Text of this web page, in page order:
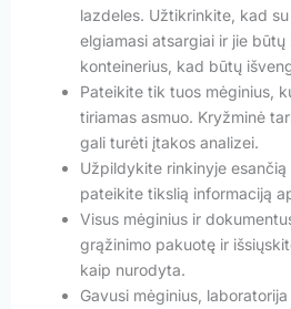
lazdeles. Užtikrinkite, kad
elgiamasi atsargiai ir jie
konteinerius, kad būtų
Pateikite tik tuos mėginius,
tiriamas asmuo. Kryžminė
gali turėti įtakos analizei.
Užpildykite rinkinyje
pateikite tikslią informaciją
Visus mėginius ir
grąžinimo pakuotę ir
kaip nurodyta.
Gavusi mėginius,